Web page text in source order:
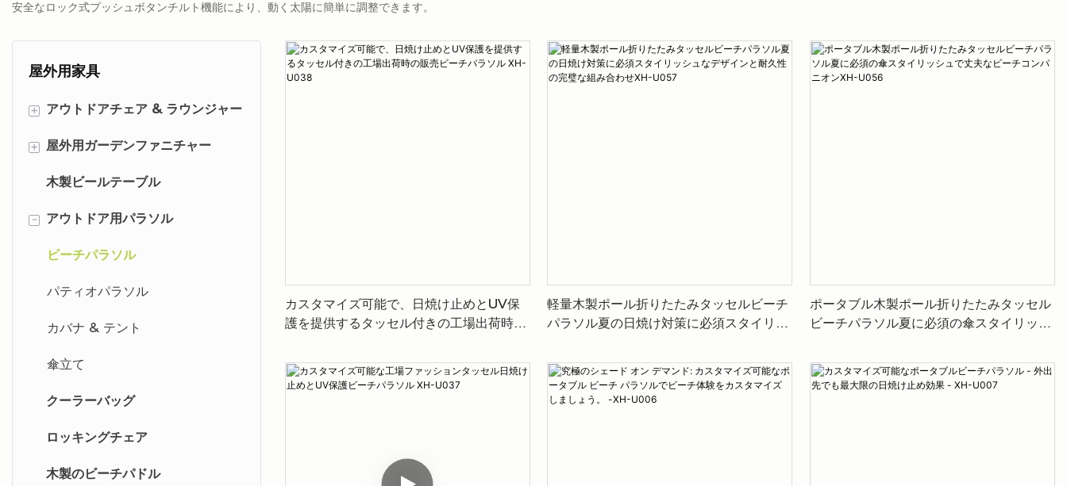
安全なロック式プッシュボタンチルト機能により、動く太陽に簡単に調整できます。
屋外用家具
+ アウトドアチェア & ラウンジャー
バックパック型ビーチチェア
トミーチェア
スリングチェア
2PCチェア
アルミニウムチェア
+ 屋外用ガーデンファニチャー
ラタンガーデン家具
木製ガーデン家具
木製ビールテーブル
- アウトドア用パラソル
ビーチパラソル
パティオパラソル
カバナ & テント
傘立て
クーラーバッグ
ロッキングチェア
木製のビーチパドル
カスタマイズ可能で、日焼け止めとUV保
護を提供するタッセル付きの工場出荷時の
軽量木製ポール折りたたみタッセルビーチ
パラソル夏の日焼け対策に必須スタイリッ
せXH-U057
ポータブル木製ポール折りたたみタッセル
ビーチパラソル夏に必須の傘スタイリッシ